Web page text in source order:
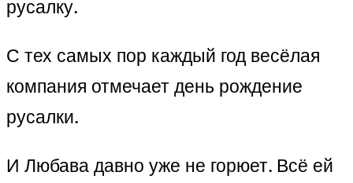
русалку.
С тех самых пор каждый год весёлая
компания отмечает день рождение
русалки.
И Любава давно уже не горюет. Всё ей